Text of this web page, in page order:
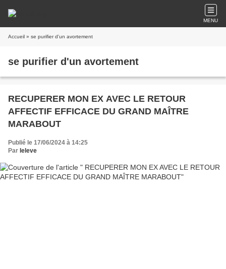
MENU
Accueil » se purifier d'un avortement
se purifier d'un avortement
RECUPERER MON EX AVEC LE RETOUR
AFFECTIF EFFICACE DU GRAND MAÎTRE
MARABOUT
Publié le 17/06/2024 à 14:25
Par leleve